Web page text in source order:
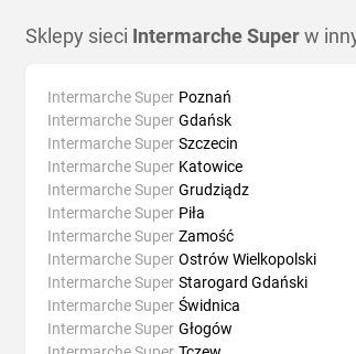
Sklepy sieci Intermarche Super w
Intermarche Super Poznań
Intermarche Super Gdańsk
Intermarche Super Szczecin
Intermarche Super Katowice
Intermarche Super Grudziądz
Intermarche Super Piła
Intermarche Super Zamość
Intermarche Super Ostrów Wielkopolski
Intermarche Super Starogard Gdański
Intermarche Super Świdnica
Intermarche Super Głogów